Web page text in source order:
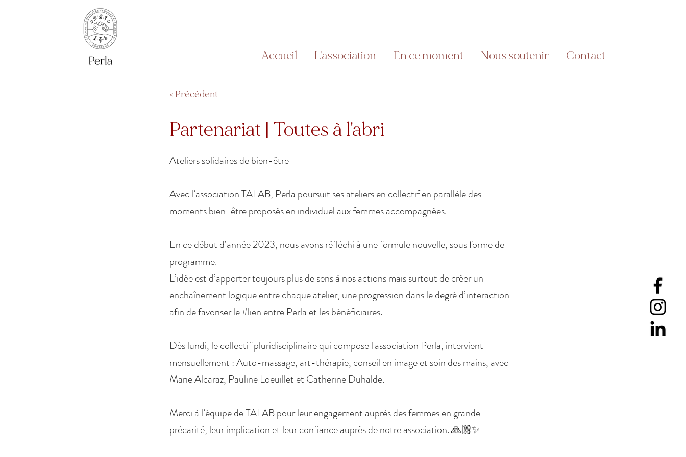
Accueil L'association En ce moment Nous soutenir Contact
< Précédent
Partenariat | Toutes à l'abri
Ateliers solidaires de bien-être
Avec l’association TALAB, Perla poursuit ses ateliers en collectif en parallèle des
moments bien-être proposés en individuel aux femmes accompagnées.
En ce début d’année 2023, nous avons réfléchi à une formule nouvelle, sous forme de
programme.
L’idée est d’apporter toujours plus de sens à nos actions mais surtout de créer un
enchaînement logique entre chaque atelier, une progression dans le degré d’interaction
afin de favoriser le #lien entre Perla et les bénéficiaires.
Dès lundi, le collectif pluridisciplinaire qui compose l'association Perla, intervient
mensuellement : Auto-massage, art-thérapie, conseil en image et soin des mains, avec
Marie Alcaraz, Pauline Loeuillet et Catherine Duhalde.
Merci à l’équipe de TALAB pour leur engagement auprès des femmes en grande
précarité, leur implication et leur confiance auprès de notre association. 🙏🏼✨